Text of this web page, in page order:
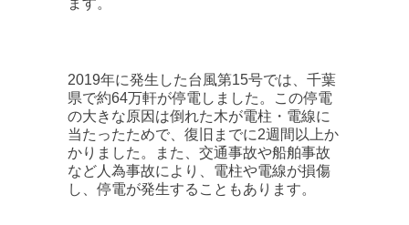
2019年に発生した台風第15号では、千葉
県で約64万軒が停電しました。この停電
の大きな原因は倒れた木が電柱・電線に
当たったためで、復旧までに2週間以上か
かりました。また、交通事故や船舶事故
など人為事故により、電柱や電線が損傷
し、停電が発生することもあります。